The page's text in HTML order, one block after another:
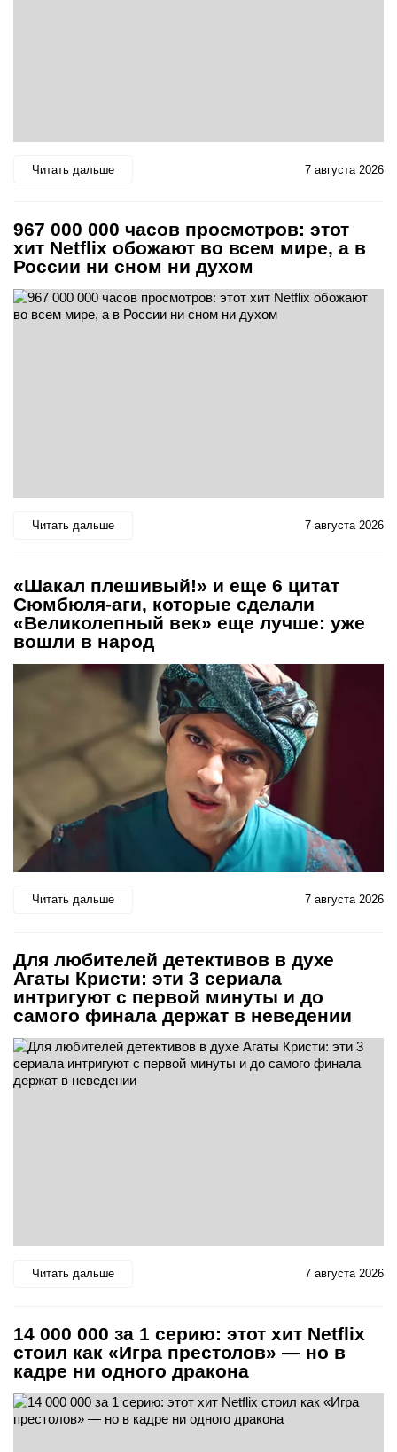
Читать дальше 7 августа 2026
967 000 000 часов просмотров: этот
хит Netflix обожают во всем мире, а в
России ни сном ни духом
Читать дальше 7 августа 2026
«Шакал плешивый!» и еще 6 цитат
Сюмбюля-аги, которые сделали
«Великолепный век» еще лучше: уже
вошли в народ
Читать дальше 7 августа 2026
Для любителей детективов в духе
Агаты Кристи: эти 3 сериала
интригуют с первой минуты и до
самого финала держат в неведении
Читать дальше 7 августа 2026
14 000 000 за 1 серию: этот хит Netflix
стоил как «Игра престолов» — но в
кадре ни одного дракона